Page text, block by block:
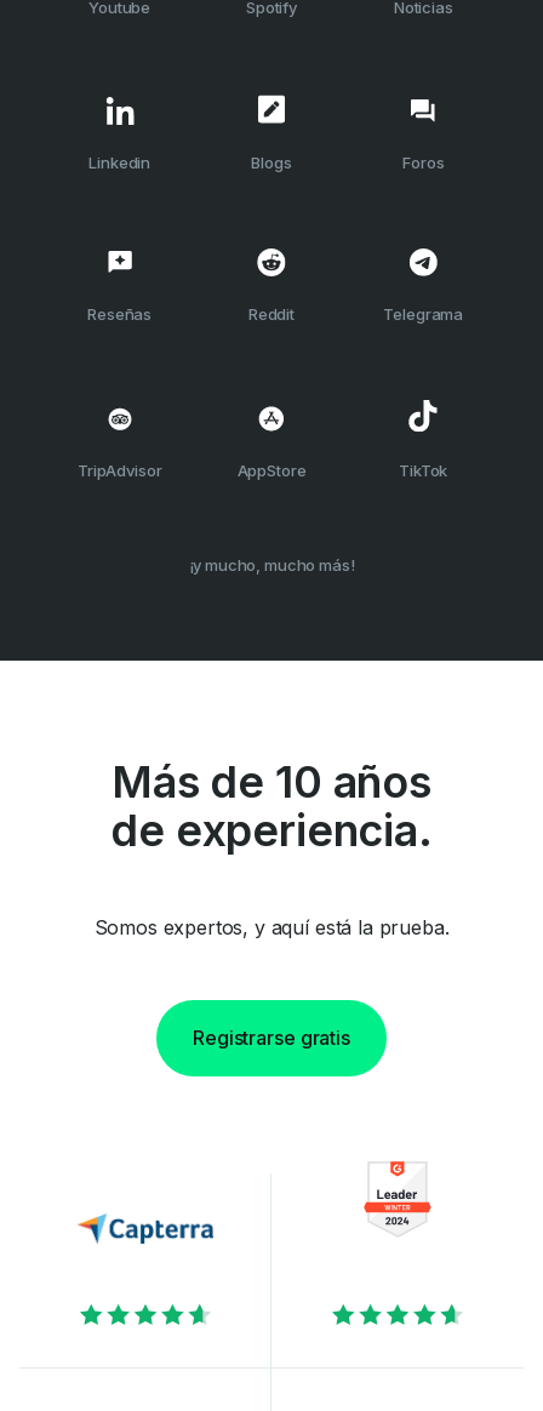
Youtube Spotify Noticias
Linkedin Blogs Foros
Reseñas Reddit Telegrama
TripAdvisor AppStore TikTok
¡y mucho, mucho más!
Más de 10 años
de experiencia.
Somos expertos, y aquí está la prueba.
Registrarse gratis